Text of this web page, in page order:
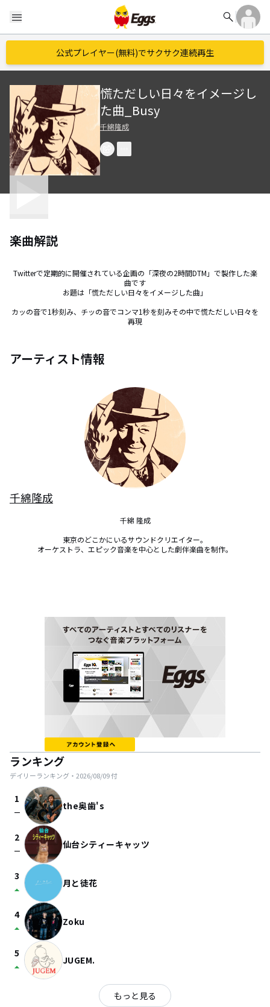
menu search
公式プレイヤー(無料)でサクサク連続再生
慌ただしい日々をイメージし
た曲_Busy
千綿隆成
楽曲解説
Twitterで定期的に開催されている企画の「深夜の2時間DTM」で製作した楽
曲です
お題は「慌ただしい日々をイメージした曲」
カッの音で1秒刻み、チッの音でコンマ1秒を刻みその中で慌ただしい日々を
再現
アーティスト情報
千綿隆成
千綿 隆成
東京のどこかにいるサウンドクリエイター。
オーケストラ、エピック音楽を中心とした劇伴楽曲を制作。
ランキング
デイリーランキング・ 2026/08/09付
1
check_indeterminate_small the奥歯's
2
check_indeterminate_small 仙台シティーキャッツ
3
arrow_drop_up 月と徒花
4
arrow_drop_up Zoku
5
arrow_drop_up JUGEM.
もっと見る